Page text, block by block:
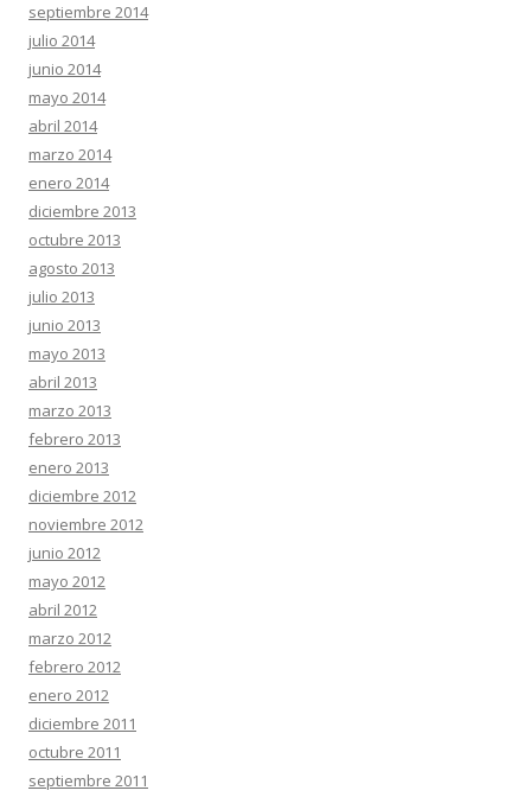
septiembre 2014
julio 2014
junio 2014
mayo 2014
abril 2014
marzo 2014
enero 2014
diciembre 2013
octubre 2013
agosto 2013
julio 2013
junio 2013
mayo 2013
abril 2013
marzo 2013
febrero 2013
enero 2013
diciembre 2012
noviembre 2012
junio 2012
mayo 2012
abril 2012
marzo 2012
febrero 2012
enero 2012
diciembre 2011
octubre 2011
septiembre 2011